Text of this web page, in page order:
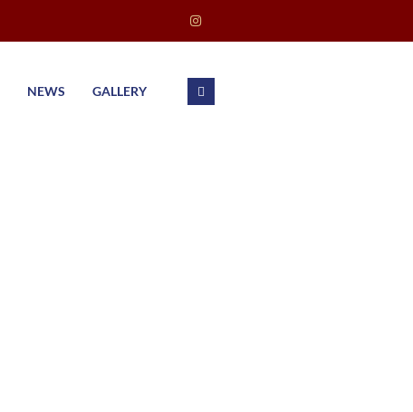
NEWS GALLERY